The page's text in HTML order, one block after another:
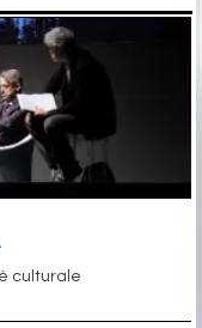
culturale